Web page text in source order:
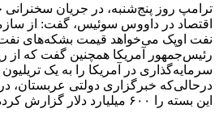
ترامپ روز پنج‌شنبه، در جریان
اقتصاد در داووس سوئیس، گفت: از
نفت اوپک می‌خواهد قیمت بشکه‌های
رئیس‌جمهور آمریکا همچنین گفت که از
سرمایه‌گذاری در آمریکا را به یک
درحالی‌که خبرگزاری دولتی عربستان،
این بسته را ۶۰۰ میلیارد دلار گزارش کرده بود.